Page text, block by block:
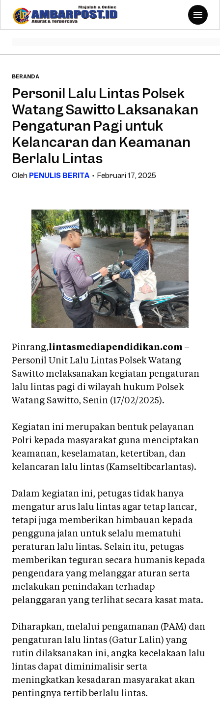
BERANDA
Personil Lalu Lintas Polsek
Watang Sawitto Laksanakan
Pengaturan Pagi untuk
Kelancaran dan Keamanan
Berlalu Lintas
Oleh PENULIS BERITA Februari 17, 2025
Pinrang,lintasmediapendidikan.com –
Personil Unit Lalu Lintas Polsek Watang
Sawitto melaksanakan kegiatan pengaturan
lalu lintas pagi di wilayah hukum Polsek
Watang Sawitto, Senin (17/02/2025).
Kegiatan ini merupakan bentuk pelayanan
Polri kepada masyarakat guna menciptakan
keamanan, keselamatan, ketertiban, dan
kelancaran lalu lintas (Kamseltibcarlantas).
Dalam kegiatan ini, petugas tidak hanya
mengatur arus lalu lintas agar tetap lancar,
tetapi juga memberikan himbauan kepada
pengguna jalan untuk selalu mematuhi
peraturan lalu lintas. Selain itu, petugas
memberikan teguran secara humanis kepada
pengendara yang melanggar aturan serta
melakukan penindakan terhadap
pelanggaran yang terlihat secara kasat mata.
Diharapkan, melalui pengamanan (PAM) dan
pengaturan lalu lintas (Gatur Lalin) yang
rutin dilaksanakan ini, angka kecelakaan lalu
lintas dapat diminimalisir serta
meningkatkan kesadaran masyarakat akan
pentingnya tertib berlalu lintas.